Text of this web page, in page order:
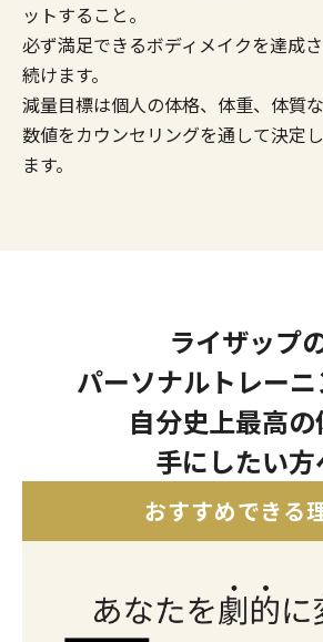
ットすること。
必ず満足できるボディメイクを達成
続けます。
減量目標は個人の体格、体重、体質
数値をカウンセリングを通して決定
ます。
ライザップ
パーソナルトレーニ
自分史上最高の
手にしたい方
おすすめできる